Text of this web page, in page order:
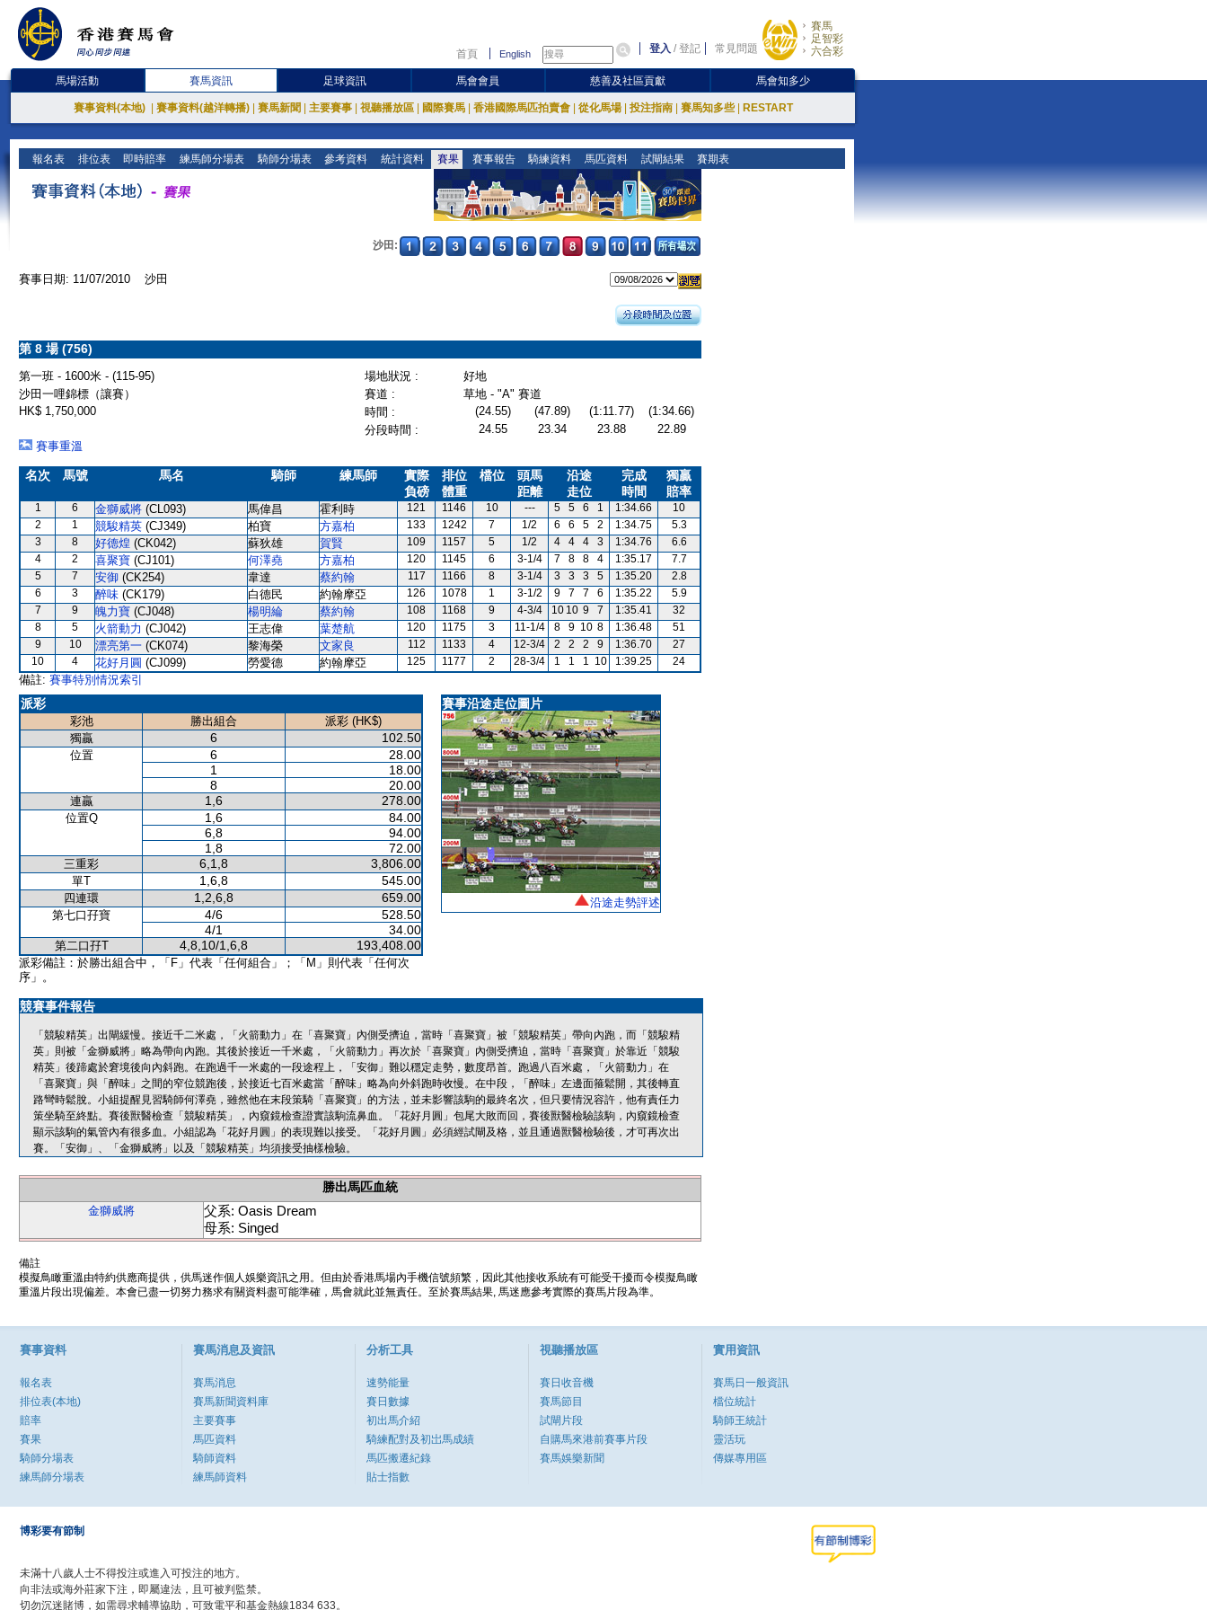
首頁 English 登入 /登記 常見問題
賽馬
足智彩
六合彩
馬場活動 賽馬資訊 足球資訊 馬會會員 慈善及社區貢獻 馬會知多少
賽事資料(本地) 賽事資料(越洋轉播) 賽馬新聞 主要賽事 視聽播放區 國際賽馬 香港國際馬匹拍賣會 從化馬場 投注指南 賽馬知多些 RESTART
報名表 排位表 即時賠率 練馬師分場表 騎師分場表 參考資料 統計資料 賽果 賽事報告 騎練資料 馬匹資料 試閘結果 賽期表
沙田:
賽事日期: 11/07/2010 沙田
第 8 場 (756)
第一班 - 1600米 - (115-95) 場地狀況 :
好地
沙田一哩錦標（讓賽）
賽道 :
草地 - "A" 賽道
HK$ 1,750,000
時間 : (24.55) (47.89) (1:11.77)
(1:34.66)
分段時間 :
24.55 23.34 23.88
22.89
賽事重溫
名次 馬號 馬名 騎師 練馬師
實際
負磅
排位
體重
檔位
頭馬
距離
沿途
走位
完成
時間
獨贏
賠率
1 6 金獅威將 (CL093) 馬偉昌 霍利時 121 1146 10 --- 5 5 6 1 1:34.66
10
2
1 競駿精英 (CJ349) 柏寶 方嘉柏 133 1242 7 1/2 6 6 5 2 1:34.75
5.3
3
8 好德煌 (CK042) 蘇狄雄 賀賢 109 1157 5 1/2 4 4 4 3 1:34.76
6.6
4
2 喜聚寶 (CJ101) 何澤堯 方嘉柏 120 1145 6 3-1/4 7 8 8 4 1:35.17
7.7
5
7 安御 (CK254) 韋達 蔡約翰 117 1166 8 3-1/4 3 3 3 5 1:35.20
2.8
6
3 醉味 (CK179) 白德民 約翰摩亞 126 1078 1 3-1/2 9 7 7 6 1:35.22
5.9
7
9 魄力寶 (CJ048) 楊明綸 蔡約翰 108 1168 9 4-3/4 10 10 9 7 1:35.41
32
8
5 火箭動力 (CJ042) 王志偉 葉楚航 120 1175 3 11-1/4 8 9 10 8 1:36.48
51
9
10 漂亮第一 (CK074) 黎海榮 文家良 112 1133 4 12-3/4 2 2 2 9 1:36.70
27
10
4 花好月圓 (CJ099) 勞愛德 約翰摩亞 125 1177 2 28-3/4 1 1 1 10 1:39.25 24
備註: 賽事特別情況索引
派彩
彩池 勝出組合
派彩 (HK$)
獨贏
6 102.50
位置 6
28.00
1
18.00
8
20.00
連贏 1,6 278.00
位置Q 1,6
84.00
6,8
94.00
1,8
72.00
三重彩 6,1,8 3,806.00
單T 1,6,8 545.00
四連環 1,2,6,8 659.00
第七口孖寶 4/6
528.50
4/1
34.00
第二口孖T 4,8,10/1,6,8 193,408.00
派彩備註：於勝出組合中，「F」代表「任何組合」；「M」則代表「任何次
序」。
賽事沿途走位圖片
沿途走勢評述
競賽事件報告
「競駿精英」出閘緩慢。接近千二米處，「火箭動力」在「喜聚寶」內側受擠迫，當時「喜聚寶」被「競駿精英」帶向內跑，而「競駿精
英」則被「金獅威將」略為帶向內跑。其後於接近一千米處，「火箭動力」再次於「喜聚寶」內側受擠迫，當時「喜聚寶」於靠近「競駿
精英」後蹄處於窘境後向內斜跑。在跑過千一米處的一段途程上，「安御」難以穩定走勢，數度昂首。跑過八百米處，「火箭動力」在
「喜聚寶」與「醉味」之間的窄位競跑後，於接近七百米處當「醉味」略為向外斜跑時收慢。在中段，「醉味」左邊面箍鬆開，其後轉直
路彎時鬆脫。小組提醒見習騎師何澤堯，雖然他在末段策騎「喜聚寶」的方法，並未影響該駒的最終名次，但只要情況容許，他有責任力
策坐騎至終點。賽後獸醫檢查「競駿精英」，內窺鏡檢查證實該駒流鼻血。「花好月圓」包尾大敗而回，賽後獸醫檢驗該駒，內窺鏡檢查
顯示該駒的氣管內有很多血。小組認為「花好月圓」的表現難以接受。「花好月圓」必須經試閘及格，並且通過獸醫檢驗後，才可再次出
賽。「安御」、「金獅威將」以及「競駿精英」均須接受抽樣檢驗。
勝出馬匹血統
金獅威將
父系: Oasis Dream
母系: Singed
備註
模擬鳥瞰重溫由特約供應商提供，供馬迷作個人娛樂資訊之用。但由於香港馬場內手機信號頻繁，因此其他接收系統有可能受干擾而令模擬鳥瞰
重溫片段出現偏差。本會已盡一切努力務求有關資料盡可能準確，馬會就此並無責任。至於賽馬結果, 馬迷應參考實際的賽馬片段為準。
賽事資料
報名表
排位表(本地)
賠率
賽果
騎師分場表
練馬師分場表
賽馬消息及資訊
賽馬消息
賽馬新聞資料庫
主要賽事
馬匹資料
騎師資料
練馬師資料
分析工具
速勢能量
賽日數據
初出馬介紹
騎練配對及初岀馬成績
馬匹搬遷紀錄
貼士指數
視聽播放區
賽日收音機
賽馬節目
試閘片段
自購馬來港前賽事片段
賽馬娛樂新聞
實用資訊
賽馬日一般資訊
檔位統計
騎師王統計
靈活玩
傳媒專用區
博彩要有節制
未滿十八歲人士不得投注或進入可投注的地方。
向非法或海外莊家下注，即屬違法，且可被判監禁。
切勿沉迷賭博，如需尋求輔導協助，可致電平和基金熱線1834 633。